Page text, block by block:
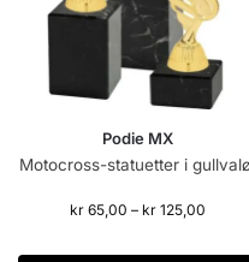
Podie MX
Motocross-statuetter i
kr 65,00 – kr 125,00